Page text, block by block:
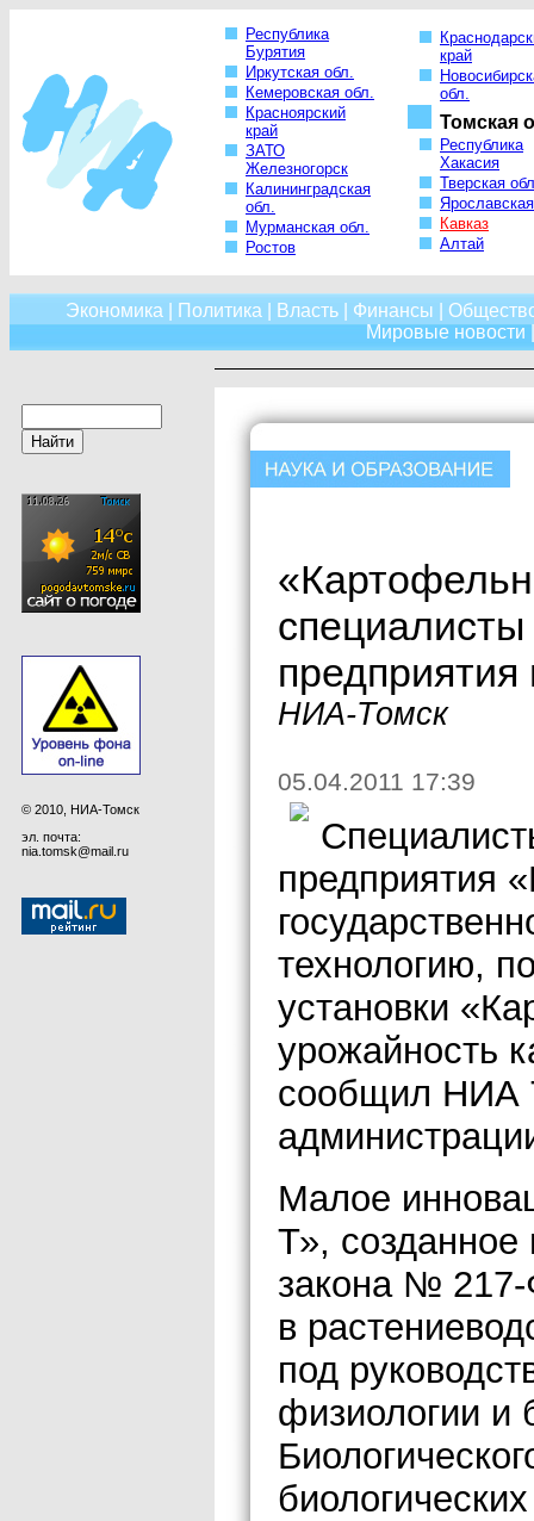
Республика
Бурятия
Иркутская обл.
Кемеровская обл.
Красноярский
край
ЗАТО
Железногорск
Калининградская
обл.
Мурманская обл.
Ростов
край
обл.
Томская
Республика
Хакасия
Тверская
Кавказ
Алтай
Экономика Политика Власть Финансы
Мировые новости
© 2010, НИА-Томск
эл. почта:
nia.tomsk@mail.ru
НИА-Томск
05.04.2011 17:39
предприятия
технологию,
установки
урожайность
сообщил НИА
Малое
Т»,
закона № 217-
в
под
физиологии и